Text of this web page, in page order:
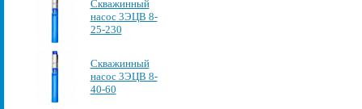
Скважинный
насос 3ЭЦВ 8-
25-230
Скважинный
насос 3ЭЦВ 8-
40-60